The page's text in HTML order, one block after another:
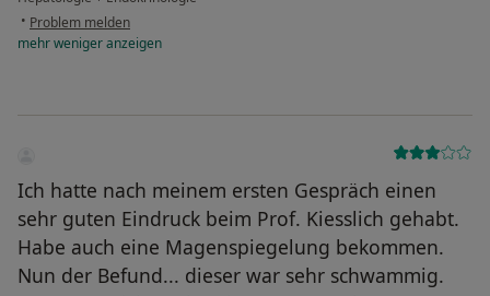
• Problem melden
mehrwenigeranzeigen
Ich hatte nach meinem ersten Gespräch einen
sehr guten Eindruck beim Prof. Kiesslich gehabt.
Habe auch eine Magenspiegelung bekommen.
Nun der Befund... dieser war sehr schwammig.